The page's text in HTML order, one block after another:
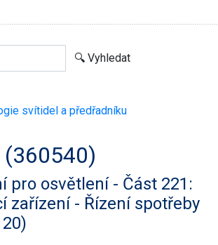
svítidel a předřadníku
(360540)
pro osvětlení - Část 221:
zařízení - Řízení spotřeby